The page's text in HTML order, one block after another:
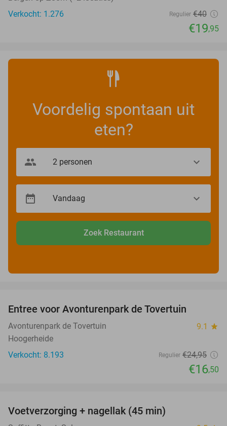
Verkocht: 1.276
Regulier €40
€19,95
Voordelig spontaan uit
eten?
Zoek Restaurant
Entree voor Avonturenpark de Tovertuin
Avonturenpark de Tovertuin 9.1 star
Hoogerheide
Verkocht: 8.193
Regulier €24,95
€16,50
Voetverzorging + nagellak (45 min)